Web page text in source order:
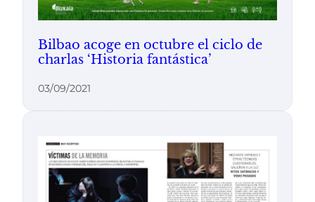
Bilbao acoge en octubre el ciclo de
charlas ‘Historia fantástica’
03/09/2021